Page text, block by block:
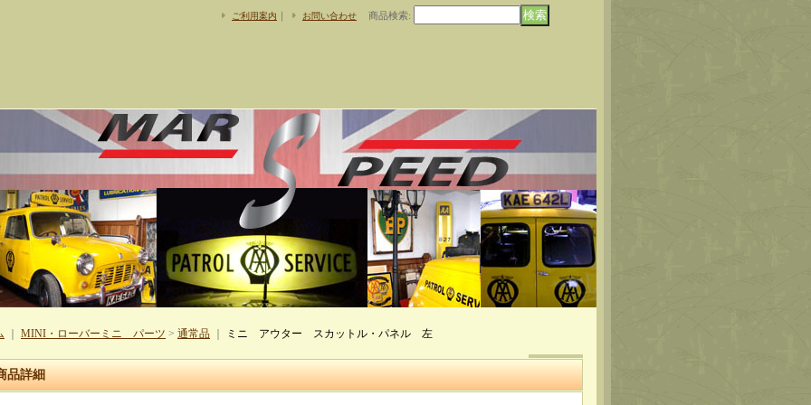
ご利用案内 ｜ お問い合わせ 商品検索:
MINI・ローバーミニ パーツ > 通常品 ミニ アウター スカットル・パネル 左
品詳細